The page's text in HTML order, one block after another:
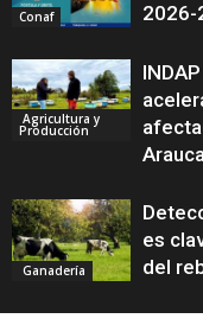
Conaf
2026-
Agricultura y
Producción
Ganadería
es
del